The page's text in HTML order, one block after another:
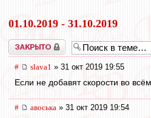
01.10.2019 - 31.10.2019
Закрыто
# slava1 » 31 окт 2019 19:55
Если не добавят скорости во
# авоська » 31 окт 2019 19:54